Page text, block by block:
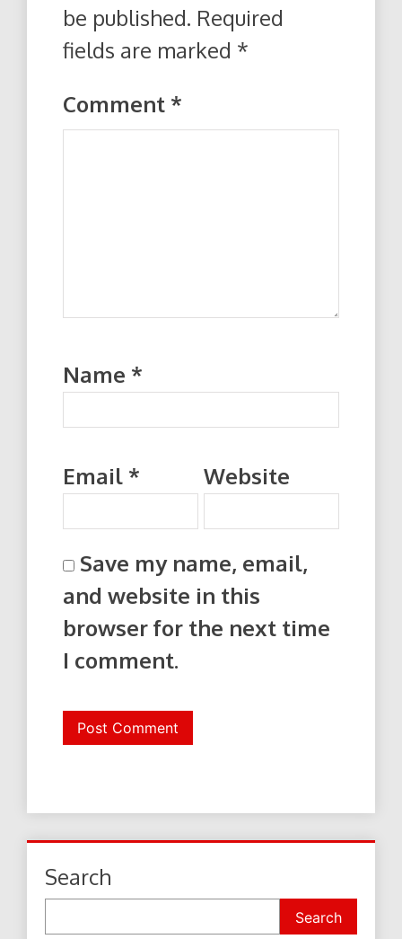
be published. Required
fields are marked *
Comment *
Name *
Email * Website
Save my name, email,
and website in this
browser for the next time
I comment.
Search
Search